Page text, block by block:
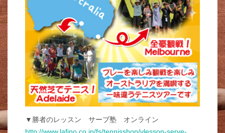
▼勝者のレッスン サーブ塾 オンライン
http://www.lafino.co.jp/fs/tennisshop/vlesson-serve-